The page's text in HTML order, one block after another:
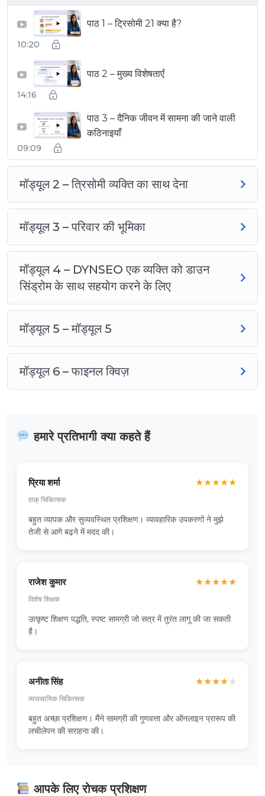
▶ पाठ 1 – ट्रिसोमी 21 क्या है?
10:20
▶ पाठ 2 – मुख्य विशेषताएँ
14:16
▶
पाठ 3 – दैनिक जीवन में सामना की जाने वाली
कठिनाइयाँ
09:09
मॉड्यूल 2 – त्रिसोमी व्यक्ति का साथ देना
मॉड्यूल 3 – परिवार की भूमिका
मॉड्यूल 4 – DYNSEO एक व्यक्ति को डाउन
सिंड्रोम के साथ सहयोग करने के लिए
मॉड्यूल 5 – मॉड्यूल 5
मॉड्यूल 6 – फाइनल क्विज़
हमारे प्रतिभागी क्या कहते हैं
प्रिया शर्मा
वाक् चिकित्सक
★★★★★
बहुत व्यापक और सुव्यवस्थित प्रशिक्षण। व्यावहारिक उपकरणों ने मुझे
तेजी से आगे बढ़ने में मदद की।
राजेश कुमार
विशेष शिक्षक
★★★★★
उत्कृष्ट शिक्षण पद्धति, स्पष्ट सामग्री जो सत्र में तुरंत लागू की जा सकती
है।
अनीता सिंह
व्यावसायिक चिकित्सक
★★★★★
बहुत अच्छा प्रशिक्षण। मैंने सामग्री की गुणवत्ता और ऑनलाइन प्रारूप की
लचीलेपन की सराहना की।
आपके लिए रोचक प्रशिक्षण